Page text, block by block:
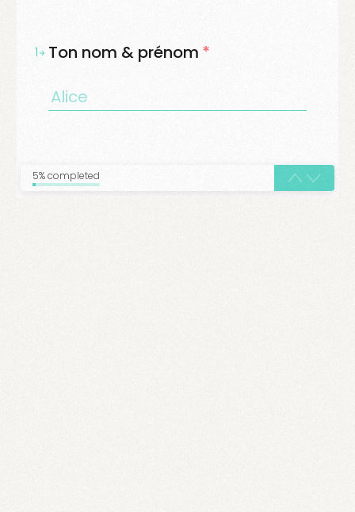
1 Ton nom & prénom *
5% completed